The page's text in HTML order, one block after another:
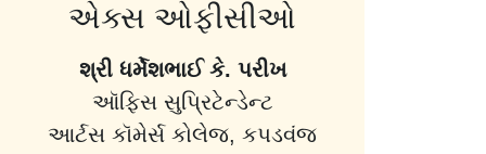
એક્સ ઓફીસીઓ
શ્રી ધર્મેશભાઈ કે. પરીખ
ઑફિસ સુપ્રિટેન્ડેન્ટ
આર્ટસ કૉમેર્સ કોલેજ, કપડવંજ